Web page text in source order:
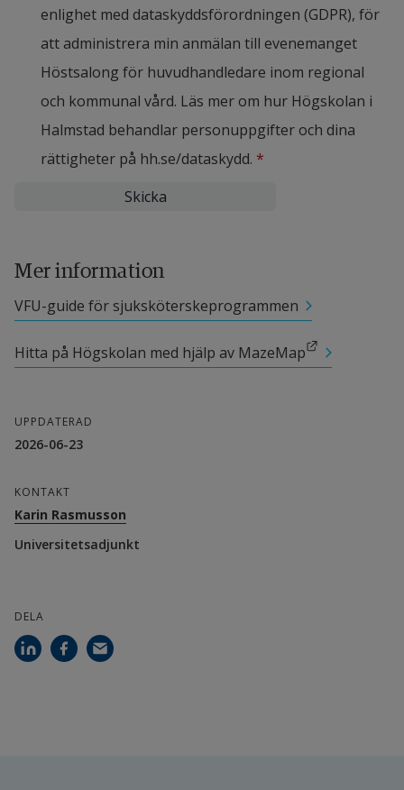
enlighet med dataskyddsförordningen (GDPR), för
att administrera min anmälan till evenemanget
Höstsalong för huvudhandledare inom regional
och kommunal vård. Läs mer om hur Högskolan i
Halmstad behandlar personuppgifter och dina
rättigheter på hh.se/dataskydd. *
Mer information
VFU-guide för sjuksköterskeprogrammen
Hitta på Högskolan med hjälp av MazeMap
Länk till annan webbplats.
UPPDATERAD
2026-06-23
KONTAKT
Karin Rasmusson
Universitetsadjunkt
DELA